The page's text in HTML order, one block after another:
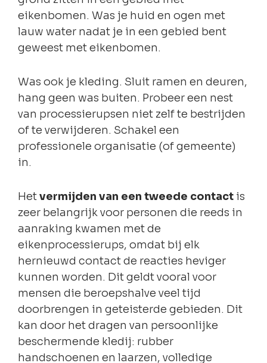
eikenbomen. Was je huid en ogen met
lauw water nadat je in een gebied bent
geweest met eikenbomen.
Was ook je kleding. Sluit ramen en deuren,
hang geen was buiten. Probeer een nest
van processierupsen niet zelf te bestrijden
of te verwijderen. Schakel een
professionele organisatie (of gemeente)
in.
Hetvermijden van een tweede contact is
zeer belangrijk voor personen die reeds in
aanraking kwamen met de
eikenprocessierups, omdat bij elk
hernieuwd contact de reacties heviger
kunnen worden. Dit geldt vooral voor
mensen die beroepshalve veel tijd
doorbrengen in geteisterde gebieden. Dit
kan door het dragen van persoonlijke
beschermende kledij: rubber
handschoenen en laarzen, volledige